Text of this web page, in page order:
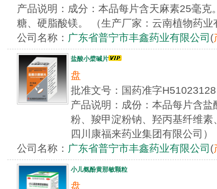
产品说明：成分：本品每片含天麻素25毫克
糖、硬脂酸镁。 （生产厂家：云南植物药业
公司名称： 广东省普宁市丰鑫药业有限公司 (
盐酸小檗碱片
盘
批准文号：国药准字
产品说明：成份：本品每片含
粉、羧甲淀粉钠、羟丙基纤维
四川康福来药业集团有限公司）
公司名称： 广东省普宁市丰鑫药业有限公司 (
小儿氨酚黄那敏颗粒
盘